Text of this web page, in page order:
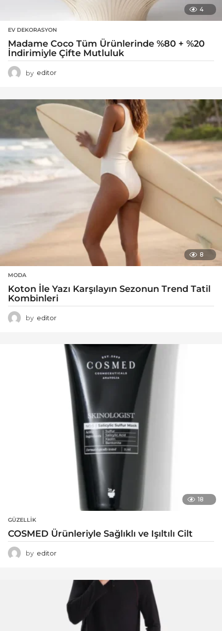
4
EV DEKORASYON
Madame Coco Tüm Ürünlerinde %80 + %20
İndirimiyle Çifte Mutluluk
by editor
8
MODA
Koton İle Yazı Karşılayın Sezonun Trend Tatil
Kombinleri
by editor
18
GÜZELLIK
COSMED Ürünleriyle Sağlıklı ve Işıltılı Cilt
by editor